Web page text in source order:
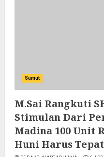
Sumut
M.Sai Rangkuti
Stimulan Dari
Madina 100 Unit
Huni Harus